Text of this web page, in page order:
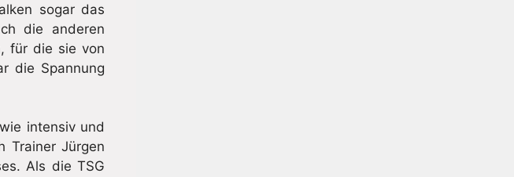
sogar das
die anderen
für die sie von
die Spannung
intensiv und
Trainer Jürgen
Als die TSG